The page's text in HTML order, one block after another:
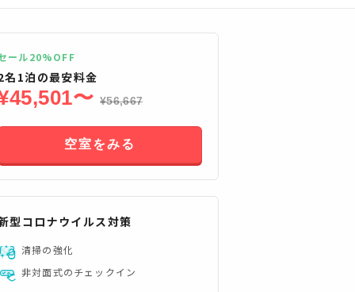
ール20%OFF
名 1泊の最安料金
45,501〜 ¥56,667
空室をみる
型コロナウイルス対策
清掃の強化
非対面式のチェックイン